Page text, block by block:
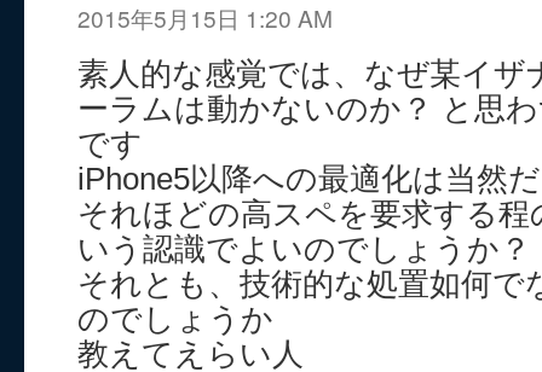
2015年5月15日 1:20 AM
素人的な感覚では、なぜ某イザ
ーラムは動かないのか？ と思
です
iPhone5以降への最適化は当然
それほどの高スペを要求する
いう認識でよいのでしょうか？
それとも、技術的な処置如何で
のでしょうか
教えてえらい人